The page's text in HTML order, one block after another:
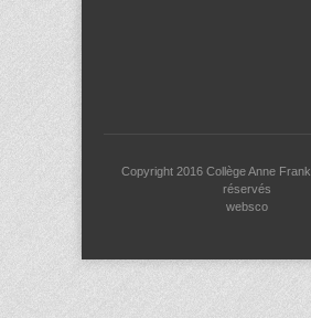
Copyright 2016 Collège Anne Frank
réservés
websco